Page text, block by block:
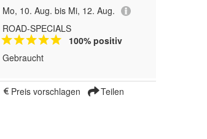
Mo, 10. Aug. bis Mi, 12. Aug.
ROAD-SPECIALS
100% positiv
Gebraucht
Preis vorschlagen Teilen